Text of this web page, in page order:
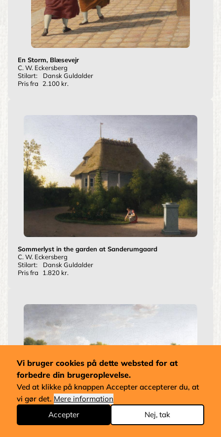
En Storm, Blæsevejr
C. W. Eckersberg
Stilart:
Dansk Guldalder
Pris fra
2.100 kr.
Sommerlyst in the garden at Sanderumgaard
C. W. Eckersberg
Stilart:
Dansk Guldalder
Pris fra
1.820 kr.
Vi bruger cookies på dette websted for at
forbedre din brugeroplevelse.
Ved at klikke på knappen Accepter accepterer du, at
vi gør det. Mere information
Accepter
Nej, tak